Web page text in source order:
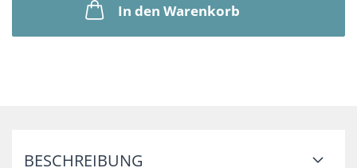
In den Warenkorb
BESCHREIBUNG